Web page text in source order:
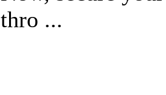
thro ...